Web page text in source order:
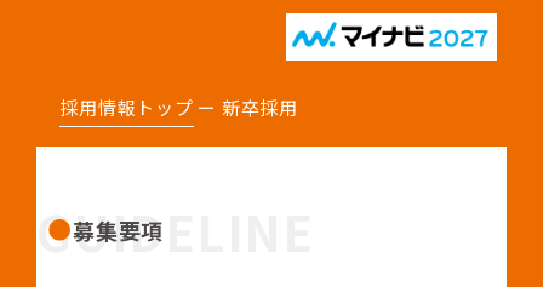
採用情報トップ ー 新卒採用
GUIDELINE
募集要項